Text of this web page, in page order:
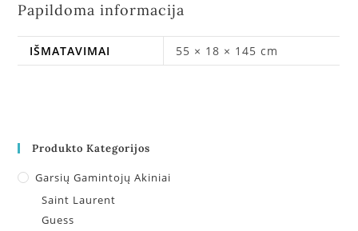
Papildoma informacija
IŠMATAVIMAI 55 × 18 × 145 cm
Produkto Kategorijos
Garsių Gamintojų Akiniai
Saint Laurent
Guess